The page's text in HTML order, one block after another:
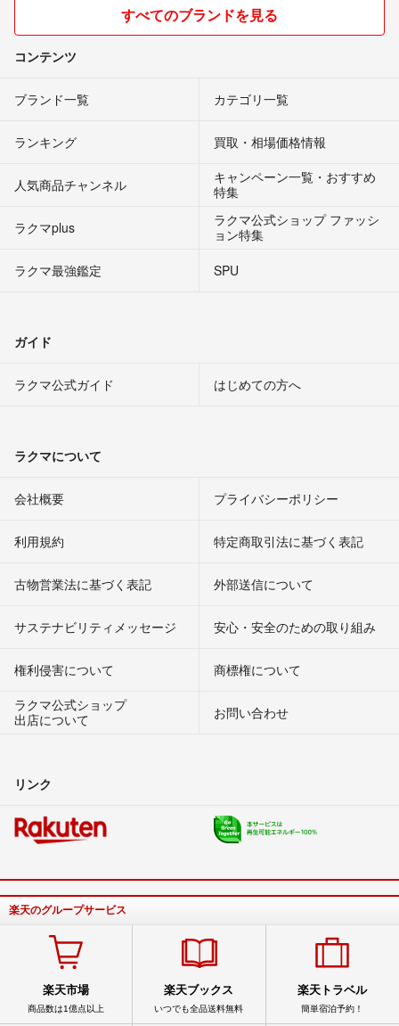
すべてのブランドを見る
コンテンツ
ブランド一覧 カテゴリ一覧
ランキング 買取・相場価格情報
人気商品チャンネル
キャンペーン一覧・おすすめ
特集
ラクマplus
ラクマ公式ショップ ファッシ
ョン特集
ラクマ最強鑑定
SPU
ガイド
ラクマ公式ガイド はじめての方へ
ラクマについて
会社概要 プライバシーポリシー
利用規約 特定商取引法に基づく表記
古物営業法に基づく表記 外部送信について
サステナビリティメッセージ 安心・安全のための取り組み
権利侵害について
商標権について
ラクマ公式ショップ
出店について
お問い合わせ
リンク
楽天のグループサービス
楽天市場
商品数は1億点以上
楽天ブックス
いつでも全品送料無料
楽天トラベル
簡単宿泊予約！